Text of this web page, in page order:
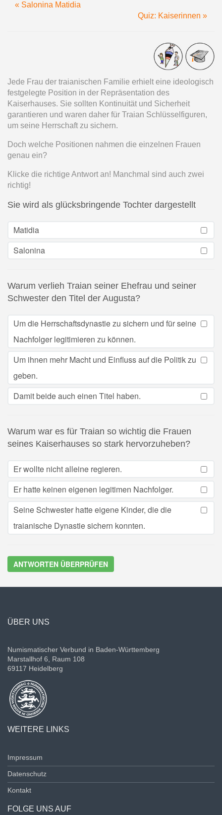
« Salonina Matidia
Quiz: Kaiserinnen »
Jede Frau der traianischen Familie erhielt eine ideologisch
festgelegte Position in der Repräsentation des
Kaiserhauses. Sie sollten Kontinuität und Sicherheit
garantieren und waren daher für Traian Schlüsselfiguren,
um seine Herrschaft zu sichern.
Doch welche Positionen nahmen die einzelnen Frauen
genau ein?
Klicke die richtige Antwort an! Manchmal sind auch zwei
richtig!
Sie wird als glücksbringende Tochter dargestellt
Matidia
Salonina
Warum verlieh Traian seiner Ehefrau und seiner
Schwester den Titel der Augusta?
Um die Herrschaftsdynastie zu sichern und für seine
Nachfolger legitimieren zu können.
Um ihnen mehr Macht und Einfluss auf die Politik zu
geben.
Damit beide auch einen Titel haben.
Warum war es für Traian so wichtig die Frauen
seines Kaiserhauses so stark hervorzuheben?
Er wollte nicht alleine regieren.
Er hatte keinen eigenen legitimen Nachfolger.
Seine Schwester hatte eigene Kinder, die die
traianische Dynastie sichern konnten.
ÜBER UNS
Numismatischer Verbund in Baden-Württemberg
Marstallhof 6, Raum 108
69117 Heidelberg
WEITERE LINKS
Impressum
Datenschutz
Kontakt
FOLGE UNS AUF